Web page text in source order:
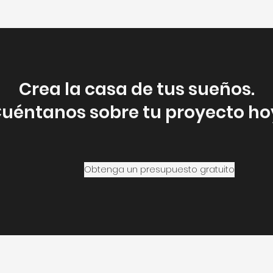
Crea la casa de tus sueños.
sobre tu proyecto
Obtenga un presupuesto gratuito